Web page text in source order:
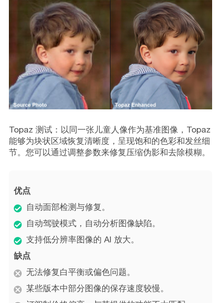
Topaz 测试：以同一张儿童人像作为基准图像，Topaz
能够为块状区域恢复清晰度，呈现饱和的色彩和发丝细
节。您可以通过调整参数来修复压缩伪影和去除模糊。
优点
自动面部检测与修复。
自动驾驶模式，自动分析图像缺陷。
支持低分辨率图像的 AI 放大。
缺点
无法修复白平衡或偏色问题。
某些版本中部分图像的保存速度较慢。